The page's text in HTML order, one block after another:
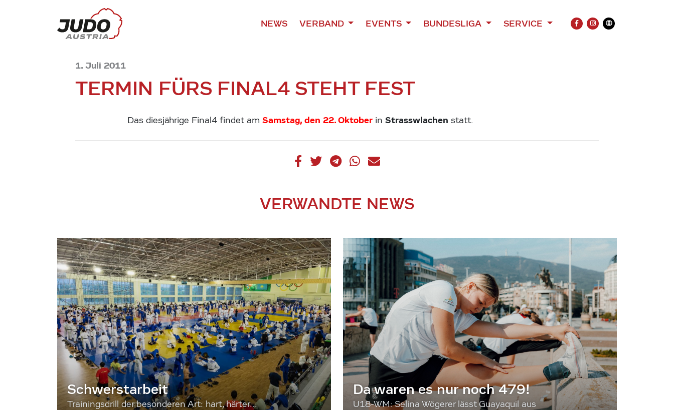
NEWS VERBAND EVENTS BUNDESLIGA SERVICE
FACEBOOK
INSTAGRAM
Übersetzung
1. Juli 2011
TERMIN FÜRS FINAL4 STEHT FEST
Das diesjährige Final4 findet amSamstag, den 22. Oktober inStrasswlachenstatt.
VERWANDTE NEWS
Schwerstarbeit
Trainingsdrill der besonderen Art: hart, härter...
Da waren es nur noch 479!
U18-WM: Selina Wögerer lässt Guayaquil aus